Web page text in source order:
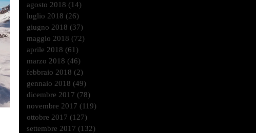
agosto 2018 (14)
luglio 2018 (26)
giugno 2018 (37)
maggio 2018 (72)
aprile 2018 (61)
marzo 2018 (46)
febbraio 2018 (2)
gennaio 2018 (49)
dicembre 2017 (78)
novembre 2017 (119)
ottobre 2017 (127)
settembre 2017 (132)